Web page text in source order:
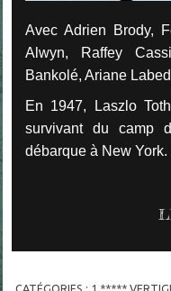
Avec Adrien Brody,
Alwyn, Raffey
Bankolé, Ariane Labed
En 1947, Laszlo
survivant du camp
débarque à New York.
CATÉGORIES : 1 *****